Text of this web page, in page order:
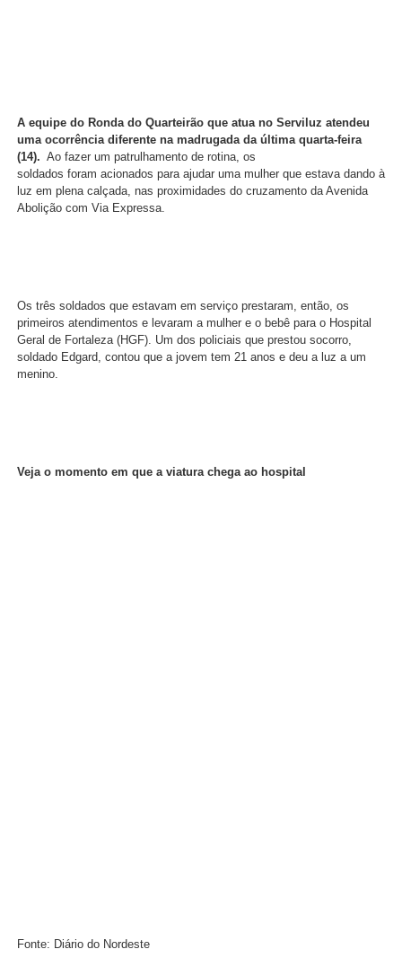
A equipe do Ronda do Quarteirão que atua no Serviluz atendeu
uma ocorrência diferente na madrugada da última quarta-feira
(14). Ao fazer um patrulhamento de rotina, os
soldados foram acionados para ajudar uma mulher que estava dando à
luz em plena calçada, nas proximidades do cruzamento da Avenida
Abolição com Via Expressa.
Os três soldados que estavam em serviço prestaram, então, os
primeiros atendimentos e levaram a mulher e o bebê para o Hospital
Geral de Fortaleza (HGF). Um dos policiais que prestou socorro,
soldado Edgard, contou que a jovem tem 21 anos e deu a luz a um
menino.
Veja o momento em que a viatura chega ao hospital
Fonte: Diário do Nordeste